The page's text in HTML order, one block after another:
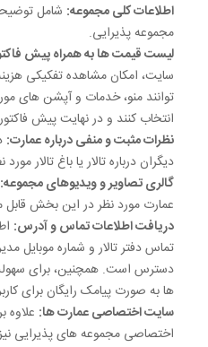
اطلاعات کلی مجموعه: شامل
مجموعه پذیرایی.
لیست قیمت ‌ها به همراه پیش‌
سایت، امکان مشاهده تفکیکی
‌توانند منو، خدمات و آپشن ‌های
انتخاب کنند و در نهایت پیش
نظرات مثبت و منفی درباره عمارت:
دیگران درباره تالار یا باغ تالار
گالری تصاویر و ویدیوهای مجموعه:
عمارت مورد نظر در این بخش
دریافت اطلاعات تماس و آدرس:
تماس دفتر تالار و شماره موبایل
دسترس است. همچنین، برای
ها به‌ صورت پیامک رایگان برای
سایت اختصاصی عمارت ‌ها: علاوه
اختصاصی مجموعه‌ های پذیرایی نیز